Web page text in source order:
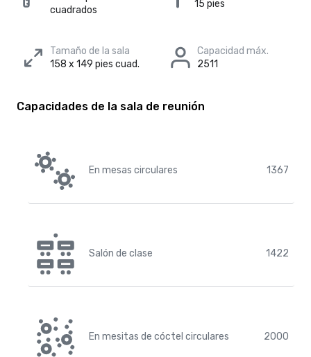
cuadrados
15 pies
Tamaño de la sala
158 x 149 pies cuad.
Capacidad máx.
2511
Capacidades de la sala de reunión
En mesas circulares 1367
Salón de clase 1422
En mesitas de cóctel circulares 2000